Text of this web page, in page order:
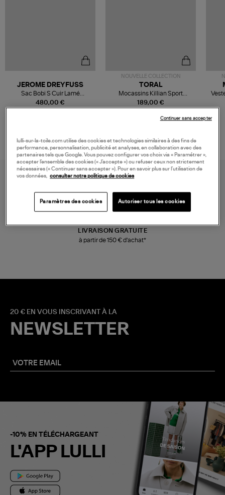
480,00 €
JEROME DREYFUSS
Sac Bobi S Cuir Lamé
Champagne
NOUVELLE COLLECTION
189,00 €
TORAL
Mocassins Killian Sport
Mousse
LIVRAISON GRATUITE
à partir de 150 € d'achat*
20 € EN VOUS INSCRIVANT À LA
NEWSLETTER
-10% EN TÉLÉCHARGEANT
L'APP LULLI
lulli-sur-la-toile.com utilise des cookies et technologies similaires à des fins de
performance, personnalisation, publicité et analyses, en collaboration avec des
partenaires tels que Google. Vous pouvez configurer vos choix via « Paramétrer »,
accepter l’ensemble des cookies (« J’accepte ») ou refuser ceux non strictement
nécessaires (« Continuer sans accepter »). Pour en savoir plus sur l’utilisation de
vos données,
consulter notre politique de cookies
Paramètres des cookies Autoriser tous les cookies
Continuer sans accepter